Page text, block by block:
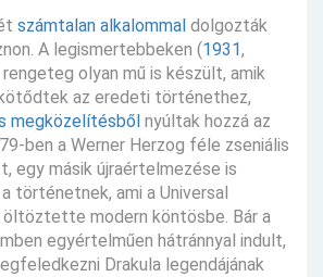
számtalan alkalommal dolgozták
A legismertebbeken (1931,
rengeteg olyan mű is készült, amik
az eredeti történethez,
megközelítésből nyúltak hozzá az
ben a Werner Herzog féle zseniális
egy másik újraértelmezése is
történetnek, ami a Universal
öltöztette modern köntösbe. Bár a
egyértelműen hátránnyal indult,
Drakula legendájának